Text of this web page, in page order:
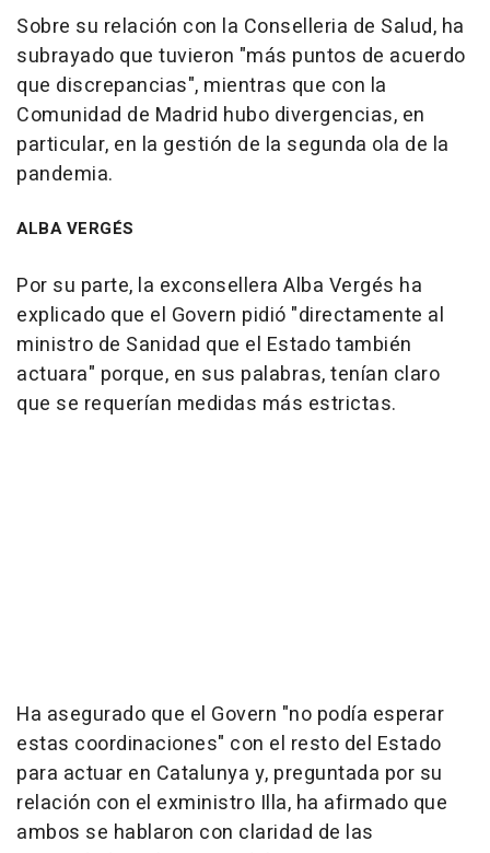
Sobre su relación con la Conselleria de Salud, ha
subrayado que tuvieron "más puntos de acuerdo
que discrepancias", mientras que con la
Comunidad de Madrid hubo divergencias, en
particular, en la gestión de la segunda ola de la
pandemia.
ALBA VERGÉS
Por su parte, la exconsellera Alba Vergés ha
explicado que el Govern pidió "directamente al
ministro de Sanidad que el Estado también
actuara" porque, en sus palabras, tenían claro
que se requerían medidas más estrictas.
Ha asegurado que el Govern "no podía esperar
estas coordinaciones" con el resto del Estado
para actuar en Catalunya y, preguntada por su
relación con el exministro Illa, ha afirmado que
ambos se hablaron con claridad de las